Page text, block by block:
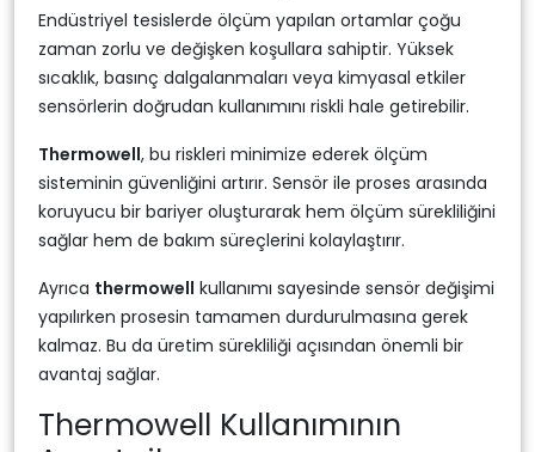
Endüstriyel tesislerde ölçüm yapılan ortamlar çoğu
zaman zorlu ve değişken koşullara sahiptir. Yüksek
sıcaklık, basınç dalgalanmaları veya kimyasal etkiler
sensörlerin doğrudan kullanımını riskli hale getirebilir.
Thermowell, bu riskleri minimize ederek ölçüm
sisteminin güvenliğini artırır. Sensör ile proses arasında
koruyucu bir bariyer oluşturarak hem ölçüm sürekliliğini
sağlar hem de bakım süreçlerini kolaylaştırır.
Ayrıca thermowell kullanımı sayesinde sensör değişimi
yapılırken prosesin tamamen durdurulmasına gerek
kalmaz. Bu da üretim sürekliliği açısından önemli bir
avantaj sağlar.
Thermowell Kullanımının